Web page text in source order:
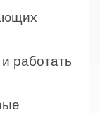
работать